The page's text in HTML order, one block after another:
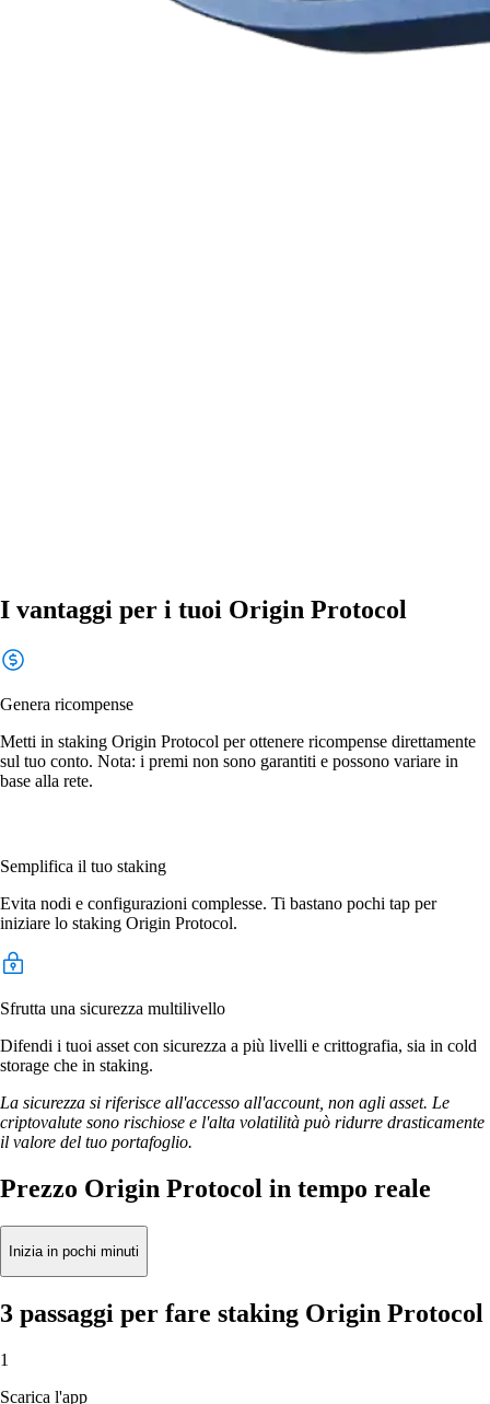
I vantaggi per i tuoi Origin Protocol
Genera ricompense
Metti in staking Origin Protocol per ottenere ricompense direttamente
sul tuo conto. Nota: i premi non sono garantiti e possono variare in
base alla rete.
Semplifica il tuo staking
Evita nodi e configurazioni complesse. Ti bastano pochi tap per
iniziare lo staking Origin Protocol.
Sfrutta una sicurezza multilivello
Difendi i tuoi asset con sicurezza a più livelli e crittografia, sia in cold
storage che in staking.
La sicurezza si riferisce all'accesso all'account, non agli asset. Le
criptovalute sono rischiose e l'alta volatilità può ridurre drasticamente
il valore del tuo portafoglio.
Prezzo Origin Protocol in tempo reale
Inizia in pochi minuti
3 passaggi per fare staking Origin Protocol
1
Scarica l'app